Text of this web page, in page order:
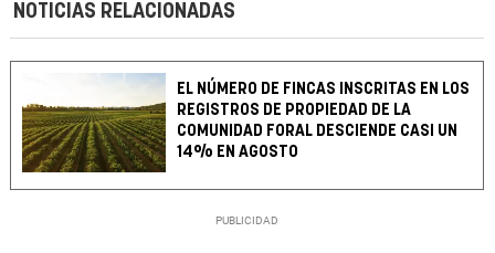
NOTICIAS RELACIONADAS
EL NÚMERO DE FINCAS INSCRITAS EN LOS
REGISTROS DE PROPIEDAD DE LA
COMUNIDAD FORAL DESCIENDE CASI UN
14% EN AGOSTO